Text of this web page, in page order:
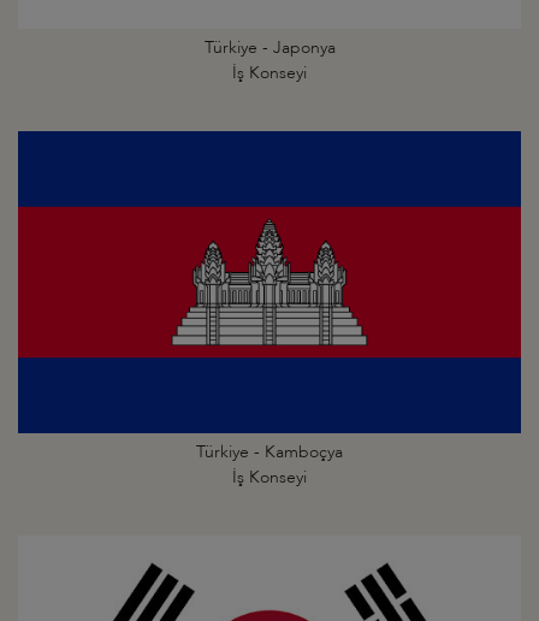
Türkiye - Japonya
İş Konseyi
Türkiye - Kamboçya
İş Konseyi